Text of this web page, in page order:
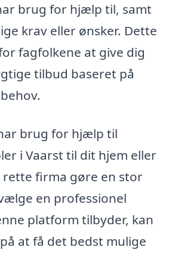
brug for hjælp til, samt
krav eller ønsker. Dette
fagfolkene at give dig
tilbud baseret på
brug for hjælp til
i Vaarst til dit hjem eller
rette firma gøre en stor
en professionel
platform tilbyder, kan
at få det bedst mulige